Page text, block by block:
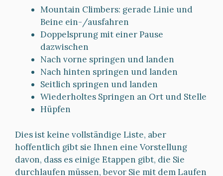
Mountain Climbers: gerade Linie und
Beine ein-/ausfahren
Doppelsprung mit einer Pause
dazwischen
Nach vorne springen und landen
Nach hinten springen und landen
Seitlich springen und landen
Wiederholtes Springen an Ort und Stelle
Hüpfen
Dies ist keine vollständige Liste, aber
hoffentlich gibt sie Ihnen eine Vorstellung
davon, dass es einige Etappen gibt, die Sie
durchlaufen müssen, bevor Sie mit dem Laufen